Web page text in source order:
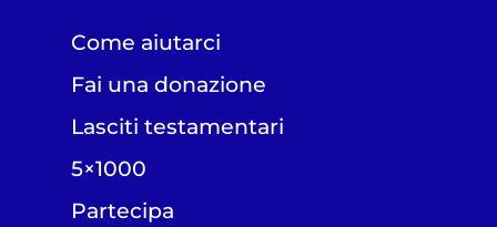
Come aiutarci
Fai una donazione
Lasciti testamentari
5×1000
Partecipa